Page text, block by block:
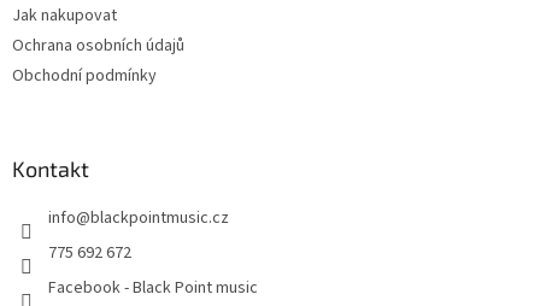
Jak nakupovat
Ochrana osobních údajů
Obchodní podmínky
Kontakt
info@blackpointmusic.cz
775 692 672
Facebook - Black Point music